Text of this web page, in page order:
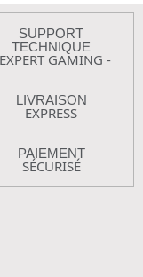
SUPPORT
TECHNIQUE
GAMING -
LIVRAISON
EXPRESS
PAIEMENT
SÉCURISÉ